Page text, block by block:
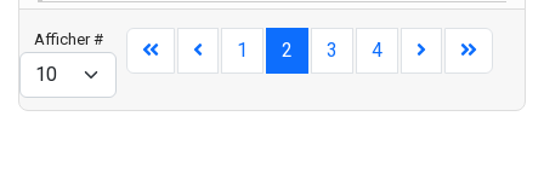
Limite de la pagination
Afficher # 1 2 3 4